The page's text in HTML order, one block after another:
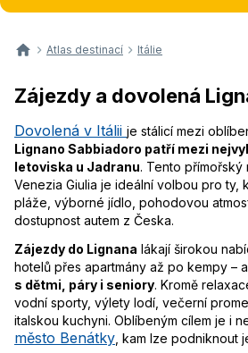
Atlas destinací Itálie
Zájezdy a dovolená
Dovolená v Itálii je stálicí mezi
Lignano Sabbiadoro patří mezi
letoviska u Jadranu. Tento přímořský
Venezia Giulia je ideální volbou pro ty,
pláže, výborné jídlo, pohodovou
dostupnost autem z Česka.
Zájezdy do Lignana lákají širokou
hotelů přes apartmány až po kempy –
s dětmi, páry i seniory. Kromě
vodní sporty, výlety lodí, večerní
italskou kuchyni. Oblíbeným cílem je i
město Benátky , kam lze podniknout